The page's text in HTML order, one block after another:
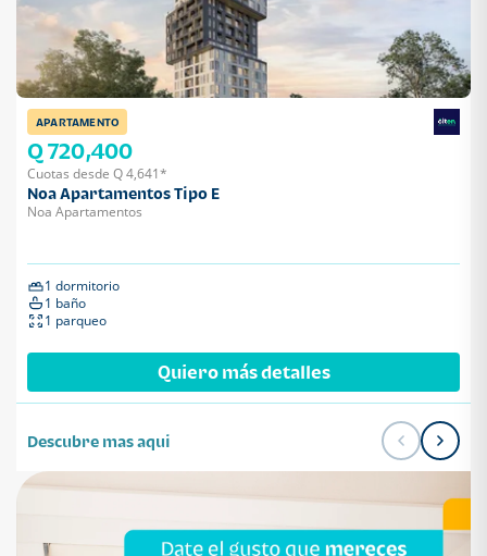
APARTAMENTO
Q 720,400
Cuotas desde Q 4,641*
Noa Apartamentos Tipo E
Noa Apartamentos
1 dormitorio
1 baño
1 parqueo
Quiero más detalles
Descubre mas aqui